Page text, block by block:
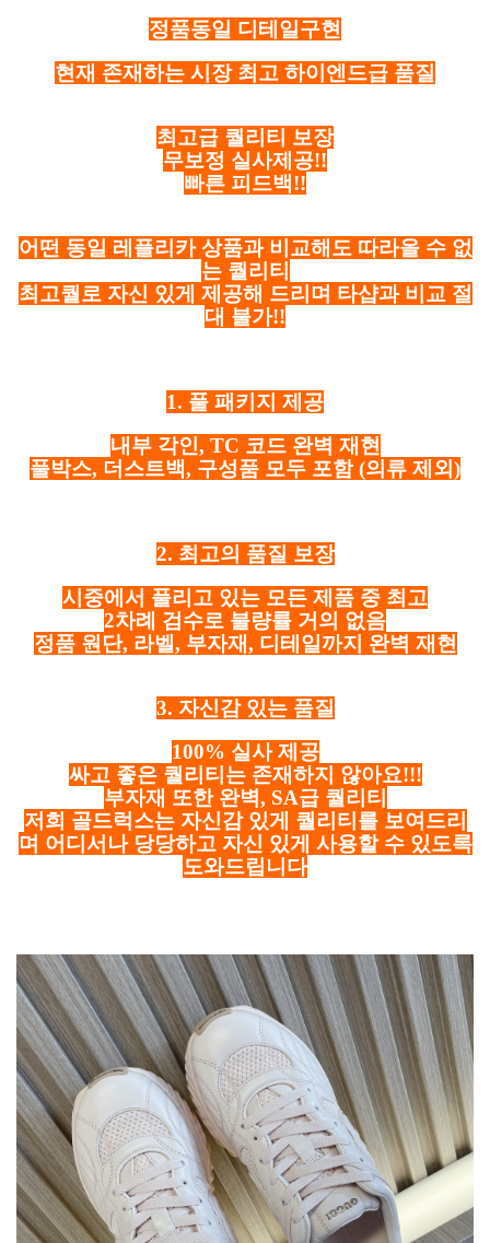
정품동일 디테일구현
현재 존재하는 시장 최고 하이엔드급 품질
최고급 퀄리티 보장
무보정 실사제공!!
빠른 피드백!!
어떤 동일 레플리카 상품과 비교해도 따라올 수 없
는 퀄리티
최고퀄로 자신 있게 제공해 드리며 타샵과 비교 절
대 불가!!
1. 풀 패키지 제공
내부 각인, TC 코드 완벽 재현
풀박스, 더스트백, 구성품 모두 포함 (의류 제외)
2. 최고의 품질 보장
시중에서 풀리고 있는 모든 제품 중 최고
2차례 검수로 불량률 거의 없음
정품 원단, 라벨, 부자재, 디테일까지 완벽 재현
3. 자신감 있는 품질
100% 실사 제공
싸고 좋은 퀄리티는 존재하지 않아요!!!
부자재 또한 완벽, SA급 퀄리티
저희 골드럭스는 자신감 있게 퀄리티를 보여드리
며 어디서나 당당하고 자신 있게 사용할 수 있도록
도와드립니다